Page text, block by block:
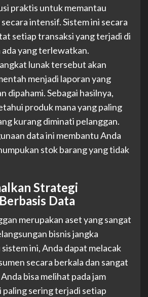
praktis untuk memantau
intensif. Sistem ini secara
setiap transaksi yang terjadi di
yang terlewatkan.
lunak tersebut akan
menjadi laporan yang
dipahami. Sebagai hasilnya,
produk mana yang paling
kurang diminati pelanggan.
data ini membantu Anda
stok barang yang tidak
Strategi
Data
merupakan aset yang sangat
bisnis jangka
ini, Anda dapat melacak
secara berkala dan sangat
bisa melihat pada jam
paling sering terjadi setiap